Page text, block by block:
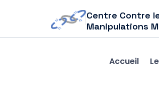
Centre Contre
Manipulations
Accueil